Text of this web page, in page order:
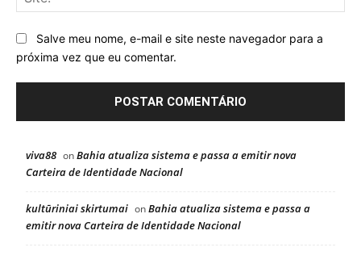
Salve meu nome, e-mail e site neste navegador para a
próxima vez que eu comentar.
viva88 onBahia atualiza sistema e passa a emitir nova
Carteira de Identidade Nacional
kultūriniai skirtumai onBahia atualiza sistema e passa a
emitir nova Carteira de Identidade Nacional